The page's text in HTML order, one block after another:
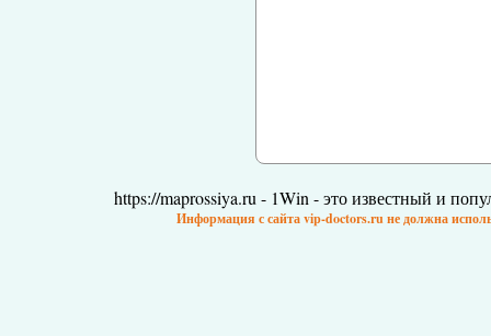
https://maprossiya.ru - 1Win - это известный и
Информация с сайта vip-doctors.ru не должна